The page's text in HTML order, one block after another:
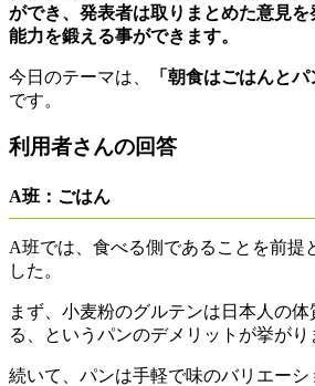
ができ、発表者は取りまとめた意見
能力を鍛える事ができます。
今日のテーマは、
「朝食はごはんと
です。
利用者さんの回答
A班：ごはん
A班では、食べる側であることを前提
した。
まず、小麦粉のグルテンは日本人の
る、というパンのデメリットが挙がり
続いて、パンは手軽で味のバリエーシ